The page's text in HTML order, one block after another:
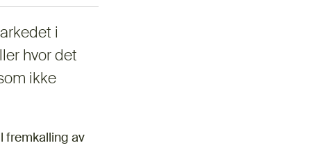
i
hvor det
ikke
fremkalling av